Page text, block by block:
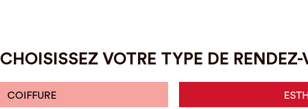
CHOISISSEZ VOTRE TYPE DE RENDEZ-
COIFFURE